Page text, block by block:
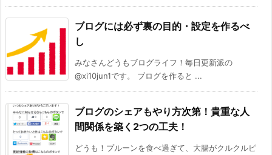
ブログには必ず裏の目的・設定を作るべ
し
みなさんどうもブログライフ！毎日更新派の
@xi10jun1です。 ブログを作ると ...
ブログのシェアもやり方次第！貴重な人
間関係を築く2つの工夫！
どうも！プルーンを食べ過ぎて、大腸がクルクルピ